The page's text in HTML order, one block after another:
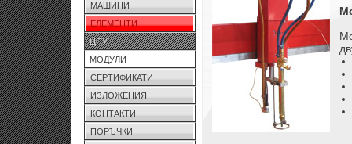
МАШИНИ
ЕЛЕМЕНТИ
ЦПУ
МОДУЛИ
СЕРТИФИКАТИ
ИЗЛОЖЕНИЯ
КОНТАКТИ
ПОРЪЧКИ